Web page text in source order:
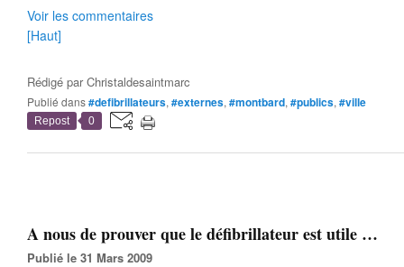
Voir les commentaires
[Haut]
Rédigé parChristaldesaintmarc
Publié dans#defibrillateurs, #externes, #montbard, #publics, #ville
Repost 0
A nous de prouver que le défibrillateur est utile …
Publié le 31 Mars 2009